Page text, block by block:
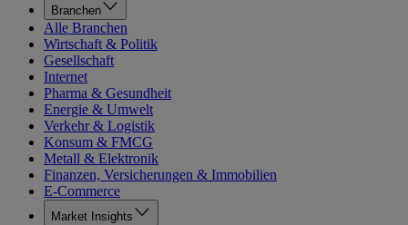
Branchen
Alle Branchen
Wirtschaft & Politik
Gesellschaft
Internet
Pharma & Gesundheit
Energie & Umwelt
Verkehr & Logistik
Konsum & FMCG
Metall & Elektronik
Finanzen, Versicherungen & Immobilien
E-Commerce
Market Insights